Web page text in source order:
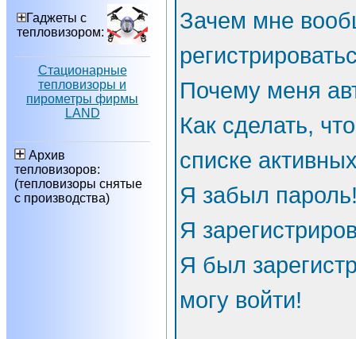
Гаджеты с
тепловизором:
Стационарные
тепловизоры и
пирометры фирмы
LAND
Архив
тепловизоров:
(тепловизоры снятые
с производства)
Зачем мне
Почему меня
Как сделать,
списке
Я забыл
Я
Я был
могу войти!